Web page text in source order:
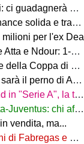
qualcosa
e trasparente"
per l'ex Dea
1-1 col Deportivo
Coppa di Lega
il perno di Allegri
titolare nel cuore dell'Atalanta
chi affonderà il colpo?
vendita, ma...
e del brasiliano